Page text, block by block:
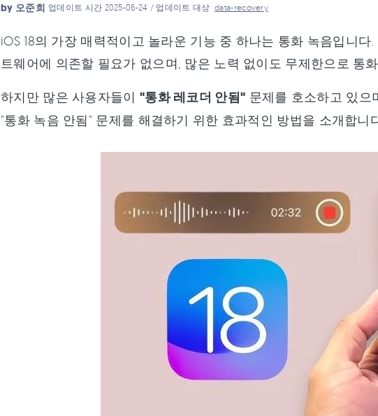
by 오준희 업데이트 시간 2025-06-24 / 업데이트 대상data-recovery
iOS 18의 가장 매력적이고 놀라운 기능 중 하나는 통화 녹음입니
트웨어에 의존할 필요가 없으며, 많은 노력 없이도 무제한으로 통
하지만 많은 사용자들이 "통화 레코더 안됨" 문제를 호소하고 있으
"통화 녹음 안됨" 문제를 해결하기 위한 효과적인 방법을 소개합니